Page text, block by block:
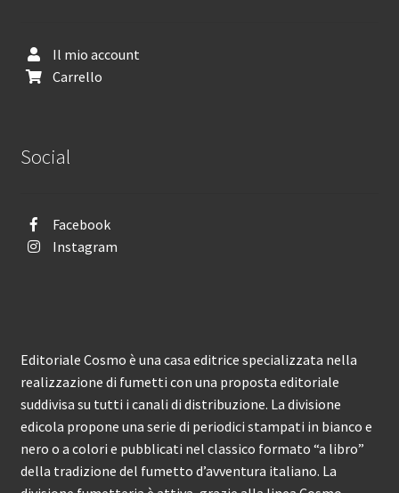
Il mio account
Carrello
Social
Facebook
Instagram
Editoriale Cosmo è una casa editrice specializzata nella
realizzazione di fumetti con una proposta editoriale
suddivisa su tutti i canali di distribuzione. La divisione
edicola propone una serie di periodici stampati in bianco e
nero o a colori e pubblicati nel classico formato “a libro”
della tradizione del fumetto d’avventura italiano. La